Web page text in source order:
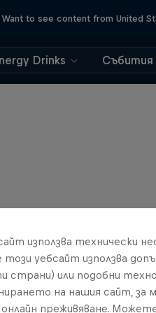
Want to see content from United
Drinks Събития
използва технически
този уебсайт използва
страни) или подобни
на нашия сайт, за
преживяване.